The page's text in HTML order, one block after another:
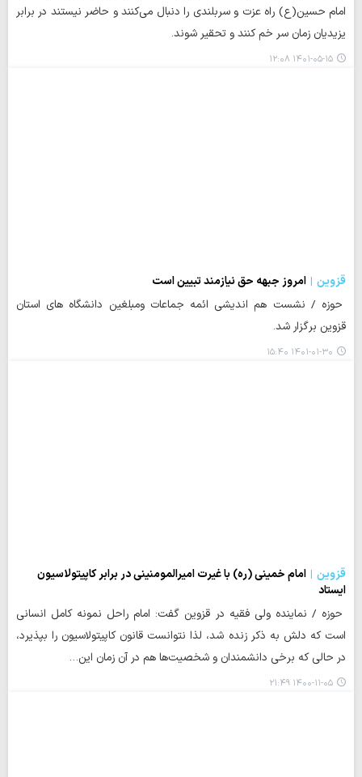
امام حسین(ع) راه عزت و سربلندی را دنبال می‌کنند و حاضر نیستند در برابر
یزیدیان زمان سر خم کنند و تحقیر شوند.
۱۴۰۱-۰۵-۱۵ ۱۲:۰۸
قزوین
امروز جبهه حق نیازمند تبیین است
حوزه / نشست هم اندیشی ائمه جماعات ومبلغین دانشگاه های استان
قزوین برگزار شد.
۱۴۰۱-۰۱-۳۰ ۱۵:۴۰
قزوین
امام خمینی (ره) با غیرت امیرالمومنینی در برابر کاپیتولاسیون
ایستاد
حوزه / نماینده ولی فقیه در قزوین گفت: امام راحل نمونه کامل انسانی
است که دلش به ذکر زنده شد، لذا نتوانست قانون کاپیتولاسیون را بپذیرد،
در حالی که برخی دانشمندان و شخصیت‌ها هم در آن زمان این…
۱۴۰۰-۱۱-۰۵ ۲۱:۴۹